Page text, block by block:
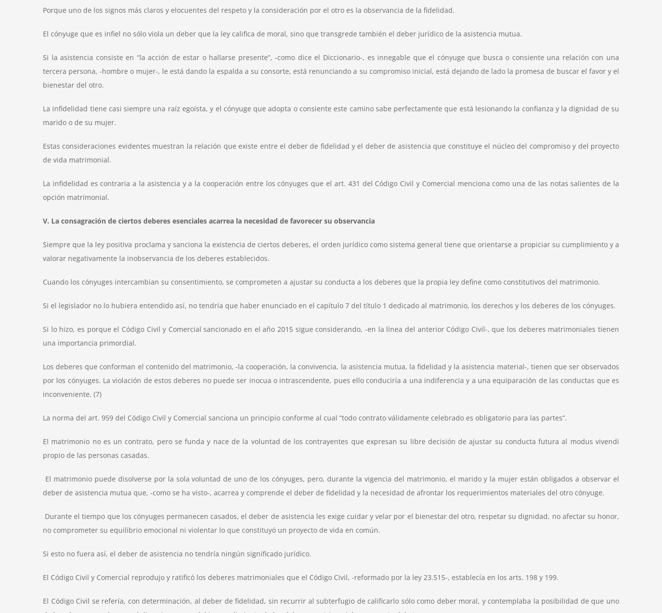
Porque uno de los signos más claros y elocuentes del respeto y la consideración por el otro es la observancia de la fidelidad.
El cónyuge que es infiel no sólo viola un deber que la ley califica de moral, sino que transgrede también el deber jurídico de la asistencia mutua.
Si la asistencia consiste en “la acción de estar o hallarse presente”, -como dice el Diccionario-, es innegable que el cónyuge que busca o consiente una relación con una
tercera persona, -hombre o mujer-, le está dando la espalda a su consorte, está renunciando a su compromiso inicial, está dejando de lado la promesa de buscar el favor y el
bienestar del otro.
La infidelidad tiene casi siempre una raíz egoísta, y el cónyuge que adopta o consiente este camino sabe perfectamente que está lesionando la confianza y la dignidad de su
marido o de su mujer.
Estas consideraciones evidentes muestran la relación que existe entre el deber de fidelidad y el deber de asistencia que constituye el núcleo del compromiso y del proyecto
de vida matrimonial.
La infidelidad es contraria a la asistencia y a la cooperación entre los cónyuges que el art. 431 del Código Civil y Comercial menciona como una de las notas salientes de la
opción matrimonial.
V. La consagración de ciertos deberes esenciales acarrea la necesidad de favorecer su observancia
Siempre que la ley positiva proclama y sanciona la existencia de ciertos deberes, el orden jurídico como sistema general tiene que orientarse a propiciar su cumplimiento y a
valorar negativamente la inobservancia de los deberes establecidos.
Cuando los cónyuges intercambian su consentimiento, se comprometen a ajustar su conducta a los deberes que la propia ley define como constitutivos del matrimonio.
Si el legislador no lo hubiera entendido así, no tendría que haber enunciado en el capítulo 7 del título 1 dedicado al matrimonio, los derechos y los deberes de los cónyuges.
Si lo hizo, es porque el Código Civil y Comercial sancionado en el año 2015 sigue considerando, -en la línea del anterior Código Civil-, que los deberes matrimoniales tienen
una importancia primordial.
Los deberes que conforman el contenido del matrimonio, -la cooperación, la convivencia, la asistencia mutua, la fidelidad y la asistencia material-, tienen que ser observados
por los cónyuges. La violación de estos deberes no puede ser inocua o intrascendente, pues ello conduciría a una indiferencia y a una equiparación de las conductas que es
inconveniente. (7)
La norma del art. 959 del Código Civil y Comercial sanciona un principio conforme al cual “todo contrato válidamente celebrado es obligatorio para las partes”.
El matrimonio no es un contrato, pero se funda y nace de la voluntad de los contrayentes que expresan su libre decisión de ajustar su conducta futura al modus vivendi
propio de las personas casadas.
El matrimonio puede disolverse por la sola voluntad de uno de los cónyuges, pero, durante la vigencia del matrimonio, el marido y la mujer están obligados a observar el
deber de asistencia mutua que, -como se ha visto-, acarrea y comprende el deber de fidelidad y la necesidad de afrontar los requerimientos materiales del otro cónyuge.
Durante el tiempo que los cónyuges permanecen casados, el deber de asistencia les exige cuidar y velar por el bienestar del otro, respetar su dignidad, no afectar su honor,
no comprometer su equilibrio emocional ni violentar lo que constituyó un proyecto de vida en común.
Si esto no fuera así, el deber de asistencia no tendría ningún significado jurídico.
El Código Civil y Comercial reprodujo y ratificó los deberes matrimoniales que el Código Civil, -reformado por la ley 23.515-, establecía en los arts. 198 y 199.
El Código Civil se refería, con determinación, al deber de fidelidad, sin recurrir al subterfugio de calificarlo sólo como deber moral, y contemplaba la posibilidad de que uno